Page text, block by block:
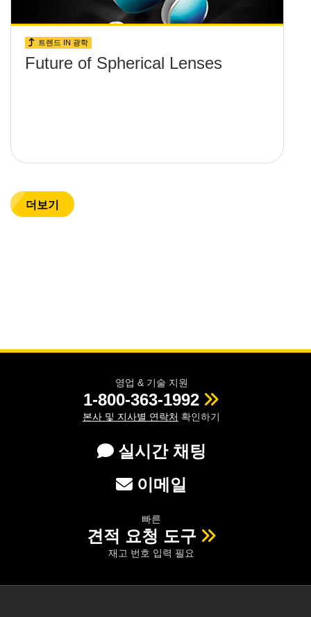
트렌드 IN 광학
Future of Spherical Lenses
더보기
영업 & 기술 지원
1-800-363-1992
본사 및 지사별 연락처 확인하기
실시간 채팅
이메일
빠른
견적 요청 도구
재고 번호 입력 필요